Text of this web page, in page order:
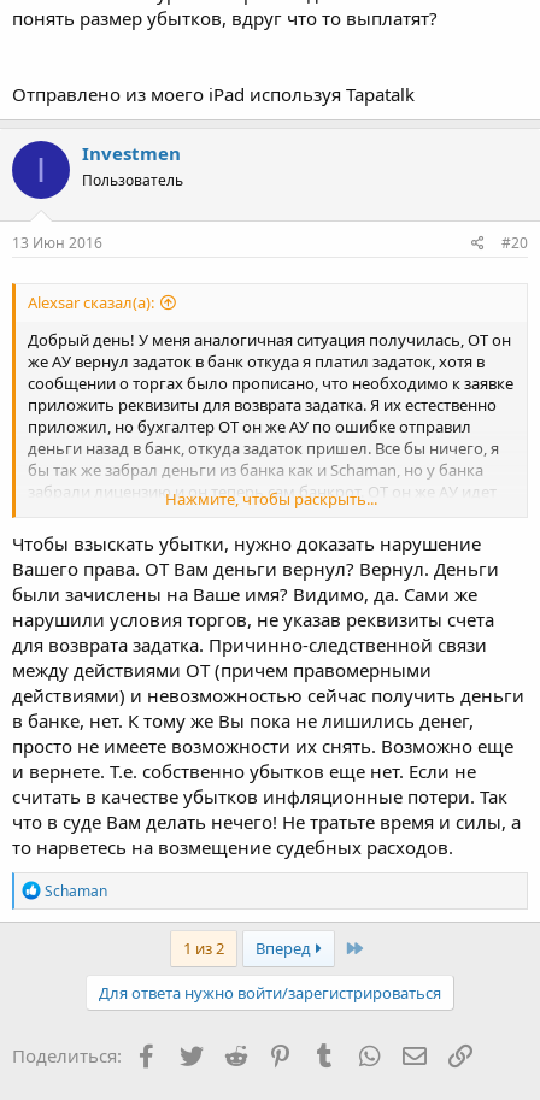
понять размер убытков, вдруг что то выплатят?
Отправлено из моего iPad используя Tapatalk
I Investmen
Пользователь
13 Июн 2016 #20
Alexsar сказал(а):
Добрый день! У меня аналогичная ситуация получилась, ОТ он
же АУ вернул задаток в банк откуда я платил задаток, хотя в
сообщении о торгах было прописано, что необходимо к заявке
приложить реквизиты для возврата задатка. Я их естественно
приложил, но бухгалтер ОТ он же АУ по ошибке отправил
деньги назад в банк, откуда задаток пришел. Все бы ничего, я
бы так же забрал деньги из банка как и Schaman, но у банка
забрали лицензию и он теперь сам банкрот. ОТ он же АУ идет
на контакт и признает свою ошибку, но из собственного
кармана деньги возвращать не хочет и предлагает ждать и
взыскивать задаток с банка. Жду уже месяц, писал письма в
банк, на что мне ответили - под страховой случай мои деньги
не подпадают. Буду идти в суд. Вопрос - в какой суд подавать
иск, т.к. по идеи нужно подавать иск на ОТ. В рамках дела о
банкротстве рассматриваются дела об обжаловании торгов. Я
их обжаловать не буду. Но ОТ КУ. Так куда же подавать иск; в
суд общей юрисдикции на ОТ он же КУ или все таки в рамках
дела о банкротстве на ОТ он же КУ??
Нажмите, чтобы раскрыть...
Чтобы взыскать убытки, нужно доказать нарушение
Вашего права. ОТ Вам деньги вернул? Вернул. Деньги
были зачислены на Ваше имя? Видимо, да. Сами же
нарушили условия торгов, не указав реквизиты счета
для возврата задатка. Причинно-следственной связи
между действиями ОТ (причем правомерными
действиями) и невозможностью сейчас получить деньги
в банке, нет. К тому же Вы пока не лишились денег,
просто не имеете возможности их снять. Возможно еще
и вернете. Т.е. собственно убытков еще нет. Если не
считать в качестве убытков инфляционные потери. Так
что в суде Вам делать нечего! Не тратьте время и силы, а
то нарветесь на возмещение судебных расходов.
Р
е
а
Schaman
1 из 2 Вперед Последняя
Для ответа нужно войти/зарегистрироваться
Поделиться: Facebook
TwitterReddit PinterestTumblr WhatsApp Ссылка